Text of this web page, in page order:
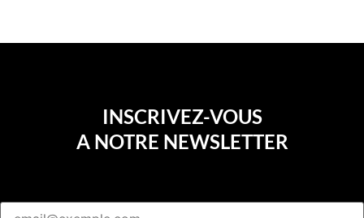
INSCRIVEZ-VOUS
A NOTRE NEWSLETTER